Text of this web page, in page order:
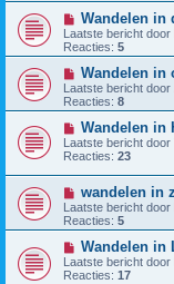
Wandelen in
Laatste bericht door
Reacties: 5
Wandelen in
Laatste bericht door
Reacties: 8
Wandelen in
Laatste bericht door
Reacties: 23
wandelen in
Laatste bericht door
Reacties: 5
Wandelen in
Laatste bericht door
Reacties: 17